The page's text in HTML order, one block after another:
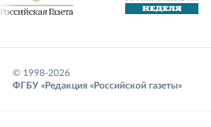
© 1998-2026
ФГБУ «Редакция «Российской газеты»